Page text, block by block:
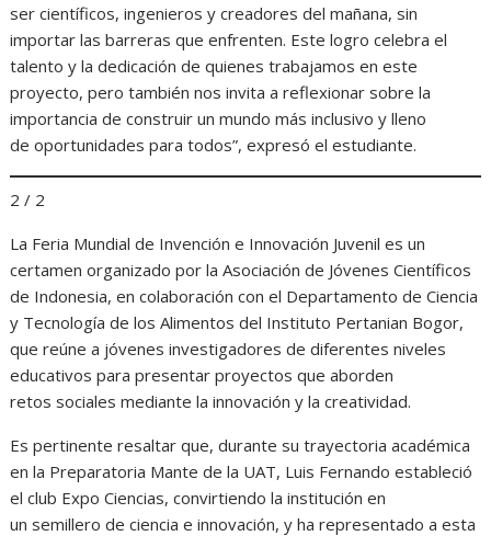
ser científicos, ingenieros y creadores del mañana, sin
importar las barreras que enfrenten. Este logro celebra el
talento y la dedicación de quienes trabajamos en este
proyecto, pero también nos invita a reflexionar sobre la
importancia de construir un mundo más inclusivo y lleno
de oportunidades para todos”, expresó el estudiante.
2 / 2
La Feria Mundial de Invención e Innovación Juvenil es un
certamen organizado por la Asociación de Jóvenes Científicos
de Indonesia, en colaboración con el Departamento de Ciencia
y Tecnología de los Alimentos del Instituto Pertanian Bogor,
que reúne a jóvenes investigadores de diferentes niveles
educativos para presentar proyectos que aborden
retos sociales mediante la innovación y la creatividad.
Es pertinente resaltar que, durante su trayectoria académica
en la Preparatoria Mante de la UAT, Luis Fernando estableció
el club Expo Ciencias, convirtiendo la institución en
un semillero de ciencia e innovación, y ha representado a esta